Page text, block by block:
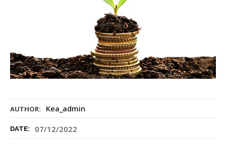
AUTHOR: Kea_admin
DATE: 07/12/2022